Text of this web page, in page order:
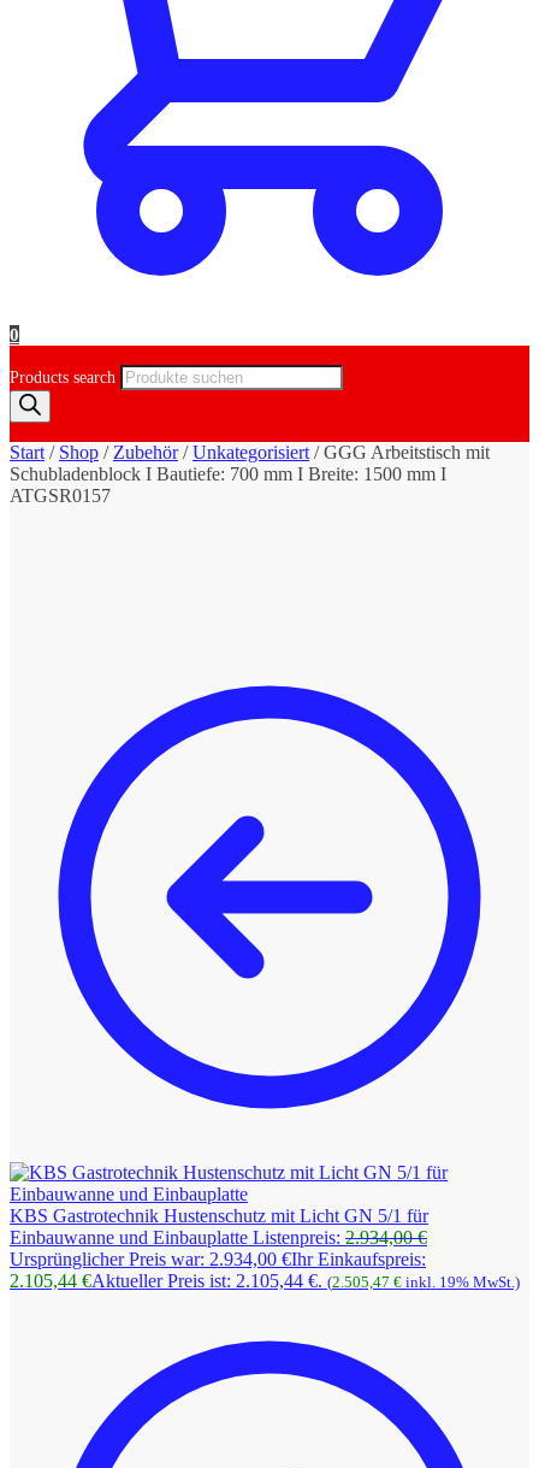
0
Products search
Start / Shop / Zubehör/Unkategorisiert /GGG Arbeitstisch mit
Schubladenblock I Bautiefe: 700 mm I Breite: 1500 mm I
ATGSR0157
KBS Gastrotechnik Hustenschutz mit Licht GN 5/1 für
Einbauwanne und Einbauplatte Listenpreis: 2.934,00€
Ursprünglicher Preis war: 2.934,00 €Ihr Einkaufspreis:
2.105,44 €Aktueller Preis ist: 2.105,44 €. (2.505,47 € inkl. 19% MwSt.)